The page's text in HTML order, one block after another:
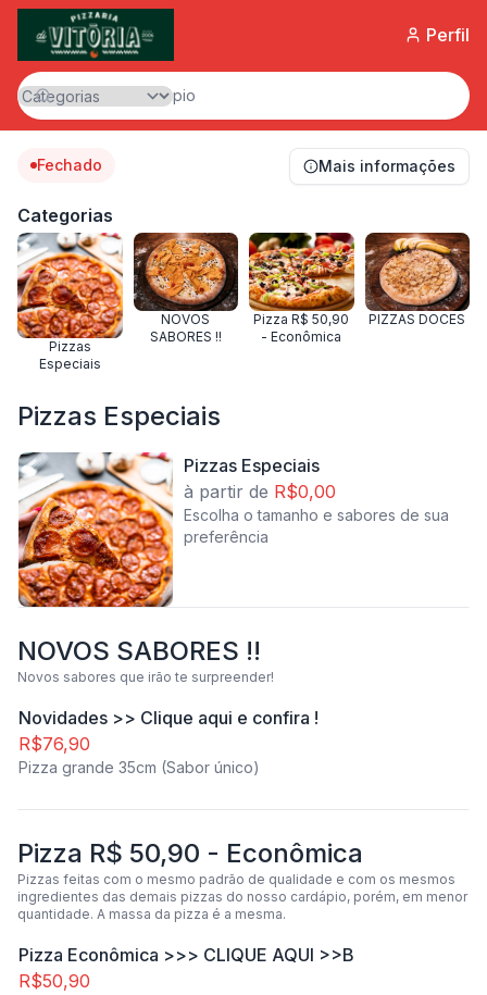
Perfil
Fechado Mais informações
Categorias
Pizzas
Especiais
NOVOS
SABORES !!
Pizza R$ 50,90
- Econômica
PIZZAS DOCES
Pizzas Especiais
Pizzas Especiais
à partir de R$0,00
Escolha o tamanho e sabores de sua
preferência
NOVOS SABORES !!
Novos sabores que irão te surpreender!
Novidades >> Clique aqui e confira !
R$76,90
Pizza grande 35cm (Sabor único)
Pizza R$ 50,90 - Econômica
Pizzas feitas com o mesmo padrão de qualidade e com os mesmos
ingredientes das demais pizzas do nosso cardápio, porém, em menor
quantidade. A massa da pizza é a mesma.
Pizza Econômica >>> CLIQUE AQUI >>B
R$50,90